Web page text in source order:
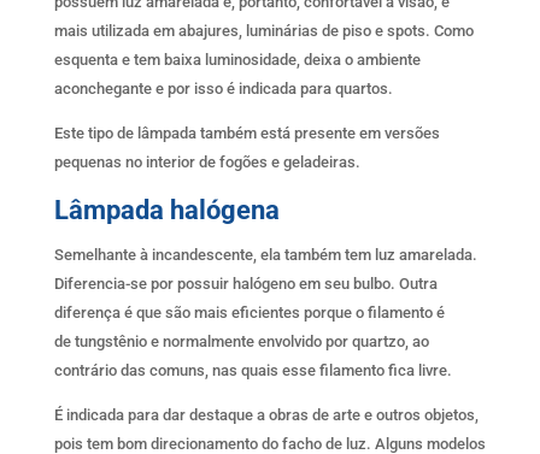
mais utilizada em abajures, luminárias de piso e spots. Como
esquenta e tem baixa luminosidade, deixa o ambiente
aconchegante e por isso é indicada para quartos.
Este tipo de lâmpada também está presente em versões
pequenas no interior de fogões e geladeiras.
Lâmpada halógena
Semelhante à incandescente, ela também tem luz amarelada.
Diferencia-se por possuir halógeno em seu bulbo. Outra
diferença é que são mais eficientes porque o filamento é
de tungstênio e normalmente envolvido por quartzo, ao
contrário das comuns, nas quais esse filamento fica livre.
É indicada para dar destaque a obras de arte e outros objetos,
pois tem bom direcionamento do facho de luz. Alguns modelos